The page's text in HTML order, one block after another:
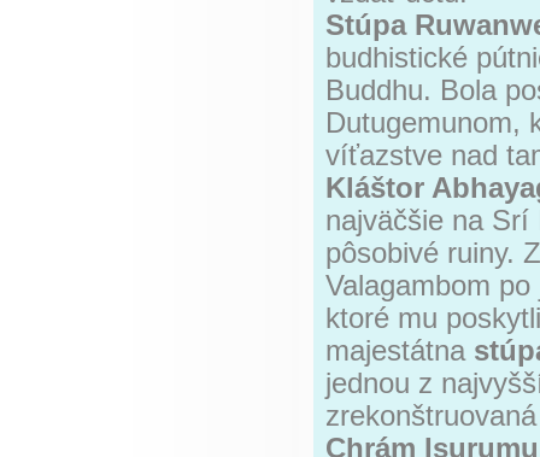
Stúpa
budhistické
Buddhu. Bola
Dutugemunom,
víťazstve nad
Kláštor
najväčšie na Srí
pôsobivé ruiny.
Valagambom
ktoré mu
majestátna
jednou z
Chrám